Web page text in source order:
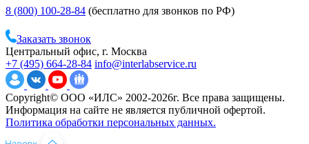
8 (800) 100-28-84 (бесплатно для звонков по РФ)
Заказать звонок
Центральный офис, г. Москва
+7 (495) 664-28-84 info@interlabservice.ru
Copyright© ООО «ИЛС» 2002-2026г. Все права защищены.
Информация на сайте не является публичной офертой.
Политика обработки персональных данных.